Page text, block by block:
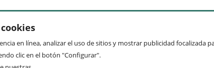
en línea, analizar el uso de sitios y mostrar publicidad focalizada
clic en el botón "Configurar".